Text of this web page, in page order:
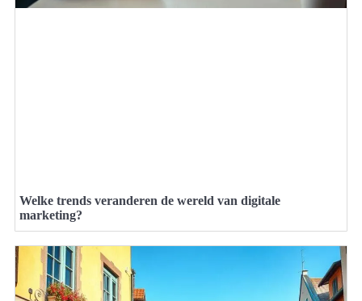
Welke trends veranderen de wereld van digitale
marketing?